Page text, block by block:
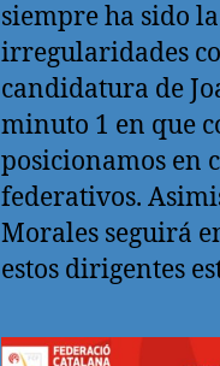
siempre ha sido
irregularidades
candidatura de
minuto 1 en que
posicionamos en
federativos.
Morales seguirá
estos dirigentes